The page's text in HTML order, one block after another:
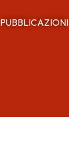
PUBBLICAZIONI